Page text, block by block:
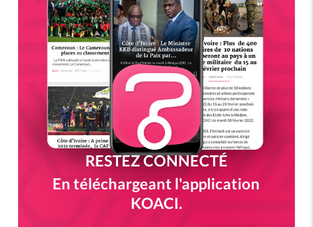
RESTEZ CONNECTÉ
En téléchargeant l'application
KOACI.